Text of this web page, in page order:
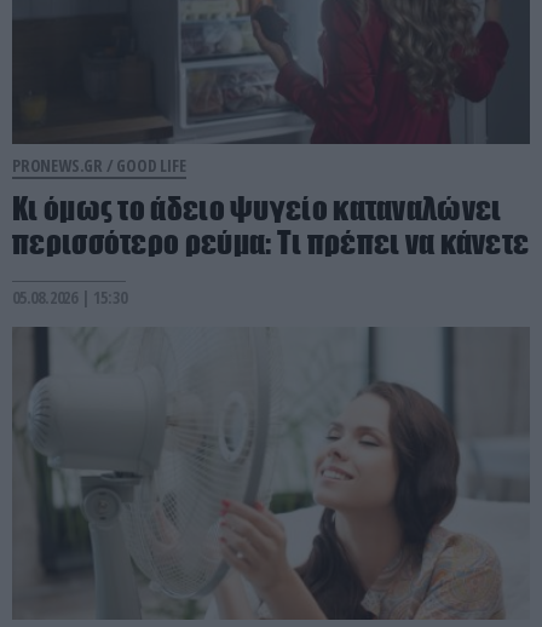
PRONEWS.GR / GOOD LIFE
Κι όμως το άδειο ψυγείο καταναλώνει
περισσότερο ρεύμα: Τι πρέπει να κάνετε
05.08.2026 | 15:30